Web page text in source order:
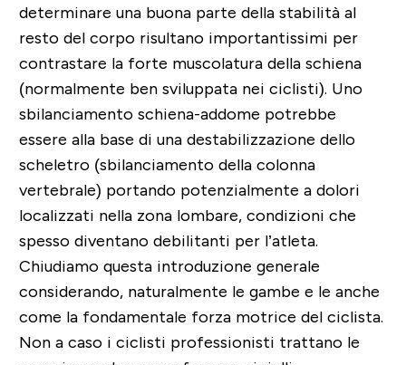
determinare una buona parte della stabilità al
resto del corpo risultano importantissimi per
contrastare la forte muscolatura della schiena
(normalmente ben sviluppata nei ciclisti). Uno
sbilanciamento schiena-addome potrebbe
essere alla base di una destabilizzazione dello
scheletro (sbilanciamento della colonna
vertebrale) portando potenzialmente a dolori
localizzati nella zona lombare, condizioni che
spesso diventano debilitanti per l’atleta.
Chiudiamo questa introduzione generale
considerando, naturalmente le gambe e le anche
come la fondamentale forza motrice del ciclista.
Non a caso i ciclisti professionisti trattano le